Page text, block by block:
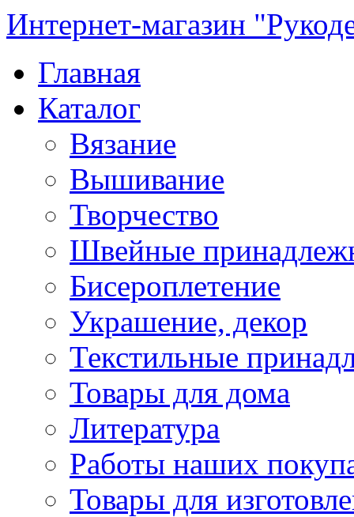
Интернет-магазин
Главная
Каталог
Вязание
Вышивание
Творчество
Швейные
Бисероплетение
Украшение, декор
Текстильные
Товары для дома
Литература
Работы наших
Товары для